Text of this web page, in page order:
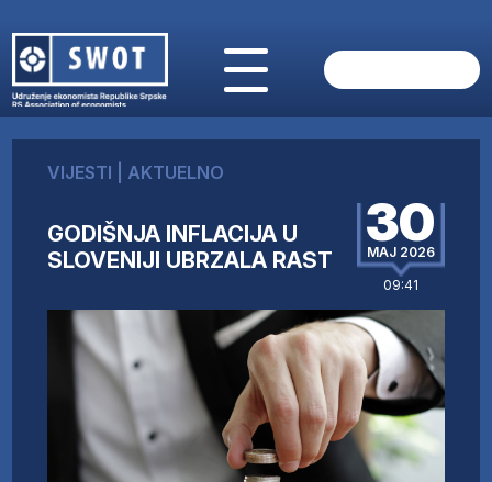
O NAMA
ANALIZE
KOMPANIJE
IZ STRANIH MEDIJA
AKTIVNOSTI
SWOT INTERVJU
UČLANI SE
KONTAKT
VIJESTI AKTUELNO
GODIŠNJA INFLACIJA U
SLOVENIJI UBRZALA RAST
30
MAJ 2026
09:41